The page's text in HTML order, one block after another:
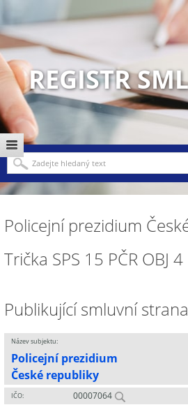
REGISTR
Policejní prezidium
Trička SPS 15 PČR OBJ 4
Publikující smluvní strana
Název subjektu:
Policejní prezidium
České republiky
IČO: 00007064